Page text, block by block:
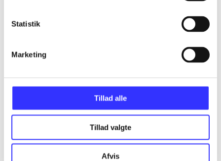
Statistik
Marketing
Tillad alle
Tillad valgte
Afvis
Minder om